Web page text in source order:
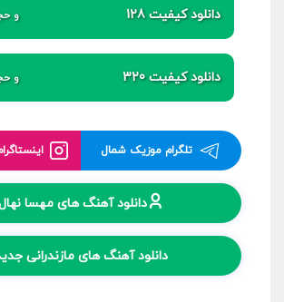
دانلود کیفیت 128 و حجم 10
دانلود کیفیت 320 و حجم 10
تلگرام موزیک شمال
دانلود آهنگ های مهسا
دانلود آهنگ های مازندرانی